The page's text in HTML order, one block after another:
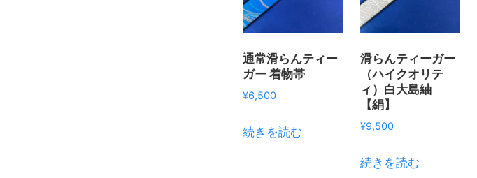
通常滑らんティー
ガー 着物帯
¥6,500
続きを読む
滑らんティーガー
（ハイクオリテ
ィ）白大島紬
【絹】
¥9,500
続きを読む